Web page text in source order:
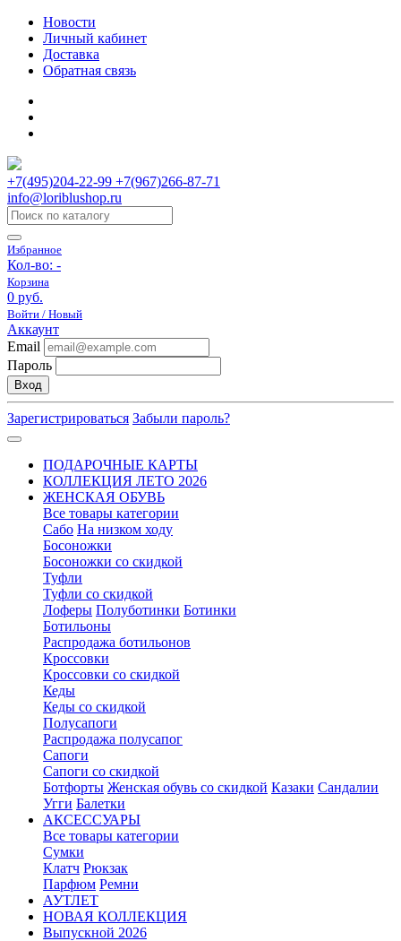
Новости
Личный кабинет
Доставка
Обратная связь
+7(495)204-22-99 +7(967)266-87-71
info@loriblushop.ru
Избранное
Кол-во: -
Корзина
0 руб.
Войти / Новый
Аккаунт
Email
Пароль
Вход
Зарегистрироваться Забыли пароль?
ПОДАРОЧНЫЕ КАРТЫ
КОЛЛЕКЦИЯ ЛЕТО 2026
ЖЕНСКАЯ ОБУВЬ
Все товары категории
Сабо На низком ходу
Босоножки
Босоножки со скидкой
Туфли
Туфли со скидкой
Лоферы Полуботинки Ботинки
Ботильоны
Распродажа ботильонов
Кроссовки
Кроссовки со скидкой
Кеды
Кеды со скидкой
Полусапоги
Распродажа полусапог
Сапоги
Сапоги со скидкой
Ботфорты Женская обувь со скидкой Казаки Сандалии
Угги Балетки
АКСЕССУАРЫ
Все товары категории
Сумки
Клатч Рюкзак
Парфюм Ремни
АУТЛЕТ
НОВАЯ КОЛЛЕКЦИЯ
Выпускной 2026